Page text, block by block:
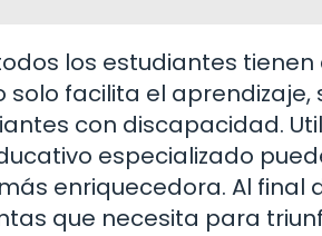
los estudiantes
solo facilita el
con discapacidad.
especializado
enriquecedora. Al
que necesita para